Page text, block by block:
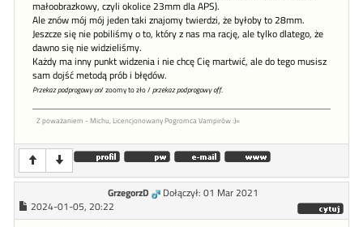
małoobrazkowy, czyli okolice 23mm dla APS).
Ale znów mój mój jeden taki znajomy twierdzi, że byłoby to 28mm.
Jeszcze się nie pobiliśmy o to, który z nas ma rację, ale tylko dlatego, że
dawno się nie widzieliśmy.
Każdy ma inny punkt widzenia i nie chcę Cię martwić, ale do tego musisz
sam dojść metodą prób i błędów.
Przekaz podprogowy on/ zoomy to zło /przekaz podprogowy off.
Z poważaniem - Michu, Licencjonowany Pogromca Vampirów :)=
GrzegorzD
Dołączył: 01 Mar 2021
2024-01-05, 20:22